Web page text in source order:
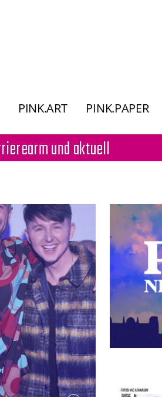
PINK.ART PINK.PAPER
und aktuell